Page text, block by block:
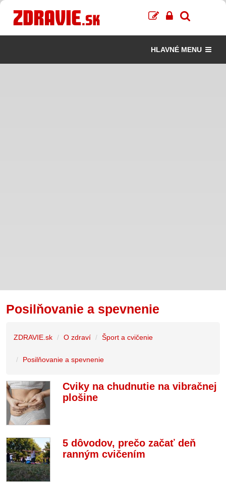
HLAVNÉ MENU
Posilňovanie a spevnenie
ZDRAVIE.sk O zdraví Šport a cvičenie
Posilňovanie a spevnenie
Cviky na chudnutie na vibračnej
plošine
5 dôvodov, prečo začať deň
ranným cvičením